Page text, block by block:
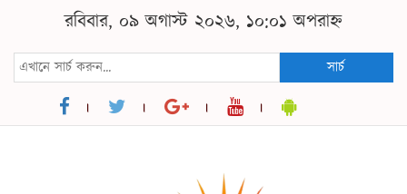
রবিবার, ০৯ অগাস্ট ২০২৬, ১০:০১ অপরাহ্ন
সার্চ